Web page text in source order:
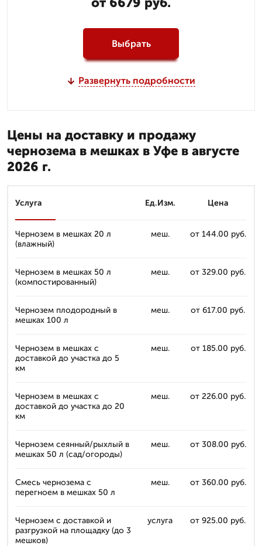
Выбрать
Развернуть подробности
Цены на доставку и продажу
чернозема в мешках в Уфе в августе
2026 г.
Услуга Ед.Изм. Цена
Чернозем в мешках 20 л
(влажный)
меш. от 144.00 руб.
Чернозем в мешках 50 л
(компостированный)
меш. от 329.00 руб.
Чернозем плодородный в
мешках 100 л
меш. от 617.00 руб.
Чернозем в мешках с
доставкой до участка до 5
км
меш. от 185.00 руб.
Чернозем в мешках с
доставкой до участка до 20
км
меш. от 226.00 руб.
Чернозем сеянный/рыхлый в
мешках 50 л (сад/огороды)
меш. от 308.00 руб.
Смесь чернозема с
перегноем в мешках 50 л
меш. от 360.00 руб.
Чернозем с доставкой и
разгрузкой на площадку (до 3
мешков)
услуга от 925.00 руб.